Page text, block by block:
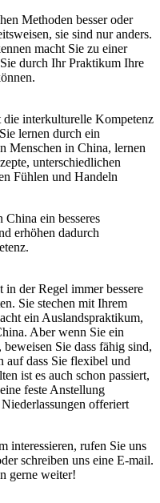
Methoden besser oder
sie sind nur anders.
macht Sie zu einer
durch Ihr Praktikum Ihre
interkulturelle Kompetenz
lernen durch ein
Menschen in China, lernen
unterschiedlichen
Fühlen und Handeln
ein besseres
erhöhen dadurch
der Regel immer bessere
Sie stechen mit Ihrem
ein Auslandspraktikum,
Aber wenn Sie ein
Sie dass fähig sind,
auf dass Sie flexibel und
ist es auch schon passiert,
feste Anstellung
offeriert
interessieren, rufen Sie uns
schreiben uns eine E-mail.
gerne weiter!